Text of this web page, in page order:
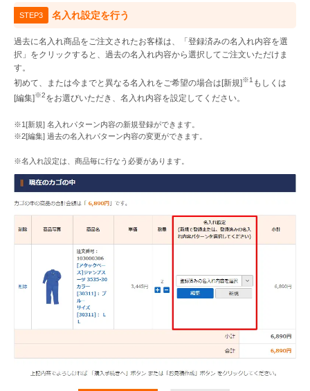
STEP3 名入れ設定を行う
過去に名入れ商品をご注文されたお客様は、「登録済みの名入れ内容を選
択」をクリックすると、過去の名入れ内容から選択してご注文いただけま
す。
初めて、または今までと異なる名入れをご希望の場合は[新規]※1 もしくは
[編集]※2をお選びいただき、名入れ内容を設定してください。
※1[新規] 名入れパターン内容の新規登録ができます。
※2[編集] 過去の名入れパターン内容の変更ができます。
※名入れ設定は、商品毎に行なう必要があります。